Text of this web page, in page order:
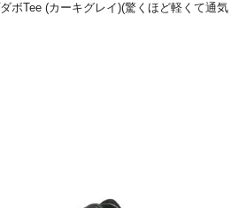
ボTee (カーキグレイ)(驚くほど軽くて通気